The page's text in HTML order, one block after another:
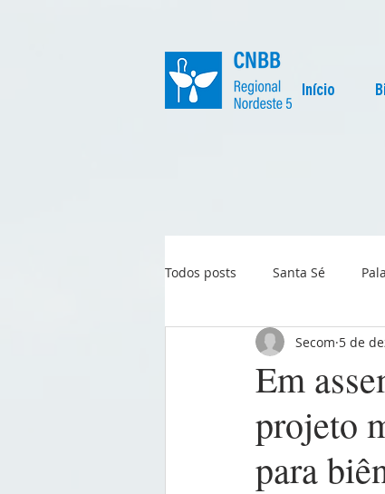
Início
Todos posts Santa Sé
Igreja no
Em
projeto
para
Secom 5 de